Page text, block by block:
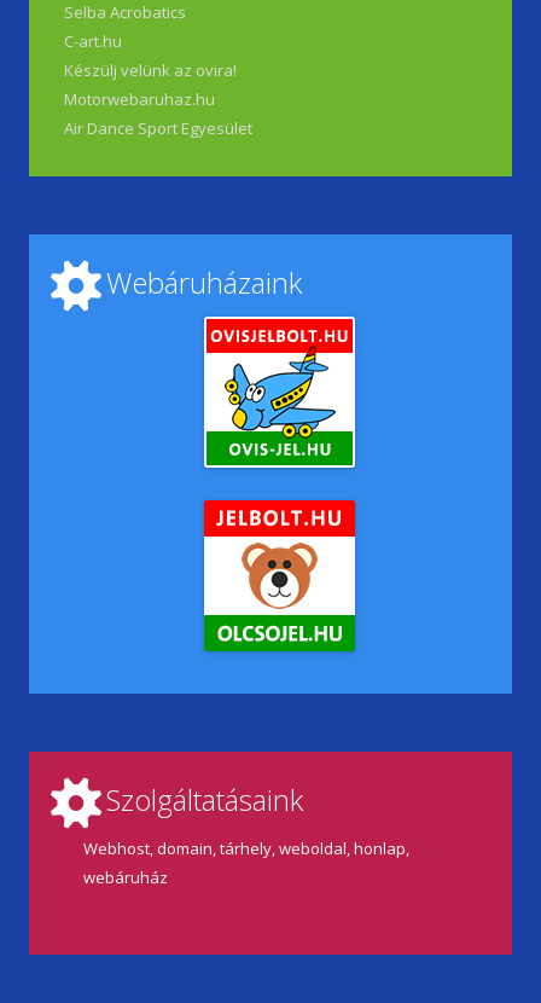
Selba Acrobatics
C-art.hu
Készülj velünk az ovira!
Motorwebaruhaz.hu
Air Dance Sport Egyesület
Webáruházaink
Szolgáltatásaink
Webhost, domain, tárhely, weboldal, honlap,
webáruház